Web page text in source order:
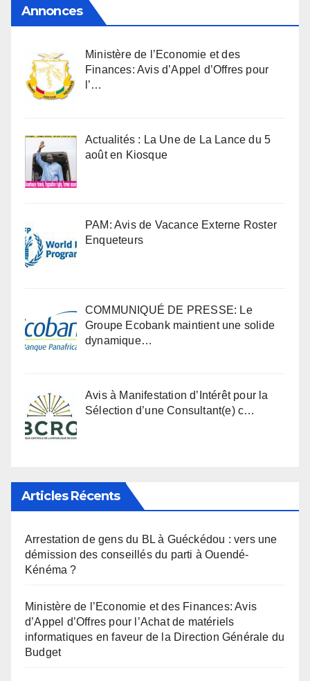
Annonces
Ministère de l’Economie et des
Finances: Avis d’Appel d’Offres pour
l’…
Actualités : La Une de La Lance du 5
août en Kiosque
PAM: Avis de Vacance Externe Roster
Enqueteurs
COMMUNIQUÉ DE PRESSE: Le
Groupe Ecobank maintient une solide
dynamique…
Avis à Manifestation d’Intérêt pour la
Sélection d’une Consultant(e) c…
Articles Récents
Arrestation de gens du BL à Guéckédou : vers une
démission des conseillés du parti à Ouendé-
Kénéma ?
Ministère de l’Economie et des Finances: Avis
d’Appel d’Offres pour l’Achat de matériels
informatiques en faveur de la Direction Générale du
Budget